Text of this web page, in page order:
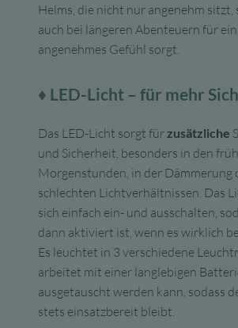
Helms, die nicht nur angenehm sitzt,
auch bei längeren Abenteuern für ein
angenehmes Gefühl sorgt.
♦ LED-Licht – für mehr
Das LED-Licht sorgt für zusätzliche
und Sicherheit, besonders in den
Morgenstunden, in der Dämmerung
schlechten Lichtverhältnissen. Das
sich einfach ein- und ausschalten,
dann aktiviert ist, wenn es wirklich
Es leuchtet in 3 verschiedene
arbeitet mit einer langlebigen
ausgetauscht werden kann, sodass
stets einsatzbereit bleibt.